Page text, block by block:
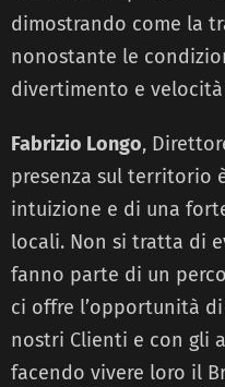
dimostrando come la
nonostante le
divertimento e
Fabrizio Longo,
presenza sul territorio
intuizione e di una
locali. Non si tratta di
fanno parte di un
ci offre l’opportunità
nostri Clienti e con gli
facendo vivere loro il